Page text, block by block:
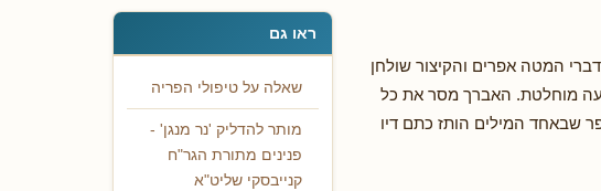
המטה אפרים והקיצור שולחן
מוחלטת. האברך מסר את כל
שבאחד המילים הותז כתם דיו
ראו גם
שאלה על טיפולי הפריה
מותר להדליק 'נר מנגן' -
פנינים מתורת הגר"ח
קנייבסקי שליט"א